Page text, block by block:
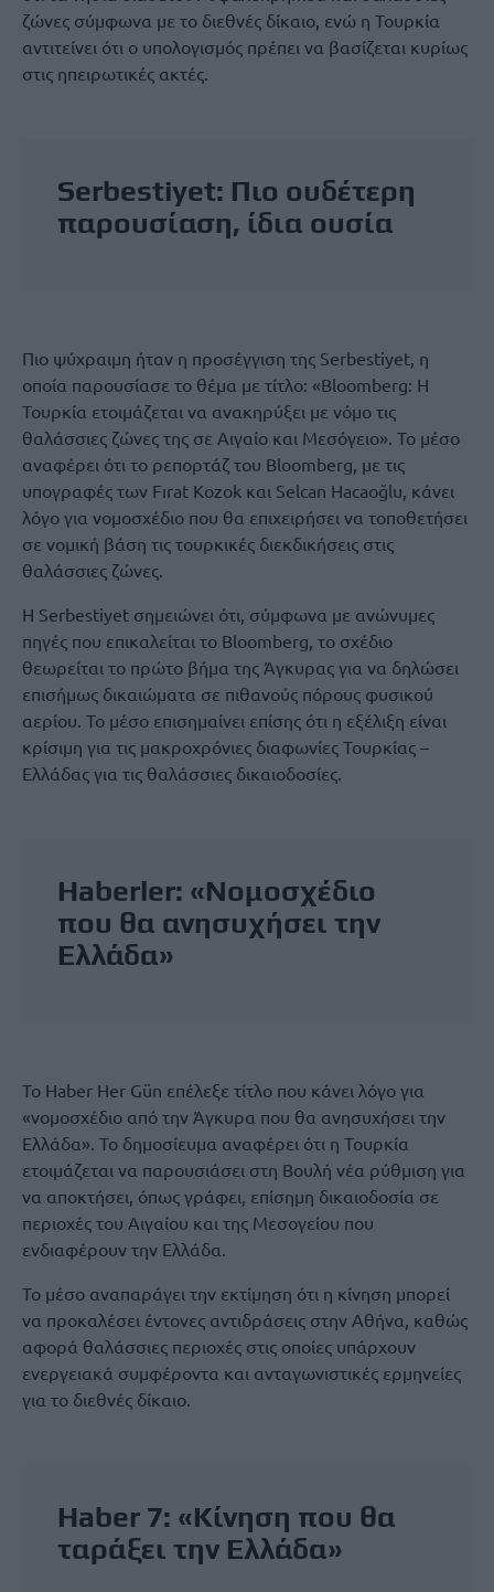
ζώνες σύμφωνα με το διεθνές δίκαιο, ενώ η Τουρκία
αντιτείνει ότι ο υπολογισμός πρέπει να βασίζεται κυρίως
στις ηπειρωτικές ακτές.
Serbestiyet: Πιο ουδέτερη
παρουσίαση, ίδια ουσία
Πιο ψύχραιμη ήταν η προσέγγιση της Serbestiyet, η
οποία παρουσίασε το θέμα με τίτλο: «Bloomberg: Η
Τουρκία ετοιμάζεται να ανακηρύξει με νόμο τις
θαλάσσιες ζώνες της σε Αιγαίο και Μεσόγειο». Το μέσο
αναφέρει ότι το ρεπορτάζ του Bloomberg, με τις
υπογραφές των Fırat Kozok και Selcan Hacaoğlu, κάνει
λόγο για νομοσχέδιο που θα επιχειρήσει να τοποθετήσει
σε νομική βάση τις τουρκικές διεκδικήσεις στις
θαλάσσιες ζώνες.
Η Serbestiyet σημειώνει ότι, σύμφωνα με ανώνυμες
πηγές που επικαλείται το Bloomberg, το σχέδιο
θεωρείται το πρώτο βήμα της Άγκυρας για να δηλώσει
επισήμως δικαιώματα σε πιθανούς πόρους φυσικού
αερίου. Το μέσο επισημαίνει επίσης ότι η εξέλιξη είναι
κρίσιμη για τις μακροχρόνιες διαφωνίες Τουρκίας –
Ελλάδας για τις θαλάσσιες δικαιοδοσίες.
Haberler: «Νομοσχέδιο
που θα ανησυχήσει την
Ελλάδα»
Το Haber Her Gün επέλεξε τίτλο που κάνει λόγο για
«νομοσχέδιο από την Άγκυρα που θα ανησυχήσει την
Ελλάδα». Το δημοσίευμα αναφέρει ότι η Τουρκία
ετοιμάζεται να παρουσιάσει στη Βουλή νέα ρύθμιση για
να αποκτήσει, όπως γράφει, επίσημη δικαιοδοσία σε
περιοχές του Αιγαίου και της Μεσογείου που
ενδιαφέρουν την Ελλάδα.
Το μέσο αναπαράγει την εκτίμηση ότι η κίνηση μπορεί
να προκαλέσει έντονες αντιδράσεις στην Αθήνα, καθώς
αφορά θαλάσσιες περιοχές στις οποίες υπάρχουν
ενεργειακά συμφέροντα και ανταγωνιστικές ερμηνείες
για το διεθνές δίκαιο.
Haber 7: «Κίνηση που θα
ταράξει την Ελλάδα»